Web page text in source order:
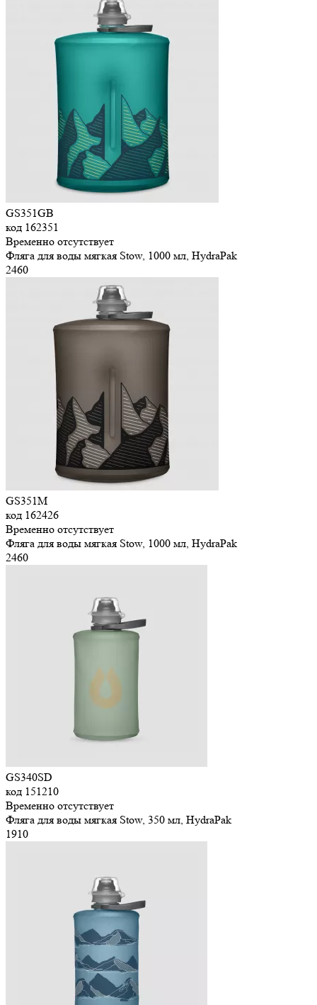
GS351GB
код 162351
Временно отсутствует
Фляга для воды мягкая Stow, 1000 мл, HydraPak
2460
GS351M
код 162426
Временно отсутствует
Фляга для воды мягкая Stow, 1000 мл, HydraPak
2460
GS340SD
код 151210
Временно отсутствует
Фляга для воды мягкая Stow, 350 мл, HydraPak
1910